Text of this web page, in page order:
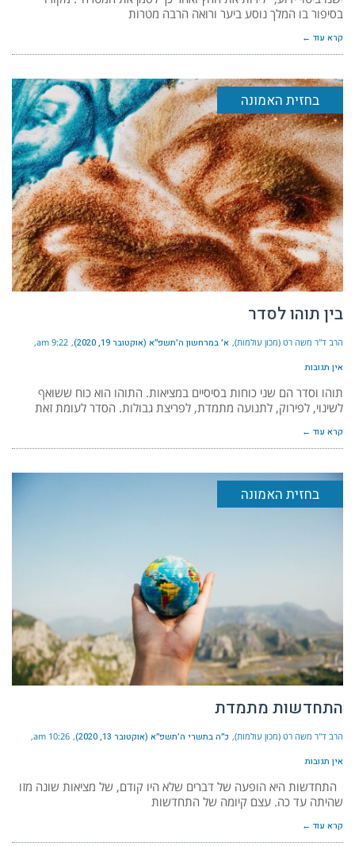
בסיפור בו המלך נוסע ביער ורואה הרבה מטרות
קרא עוד ←
בחזית האמונה
בין תוהו לסדר
הרב ד"ר משה רט (מכון עולמות) א׳ במרחשון ה׳תשפ״א (אוקטובר 19, 2020) 9:22 am
אין תגובות
תוהו וסדר הם שני כוחות בסיסיים במציאות. התוהו הוא כוח ששואף
לשינוי, לפירוק, לתנועה מתמדת, לפריצת גבולות. הסדר לעומת זאת
קרא עוד ←
בחזית האמונה
התחדשות מתמדת
הרב ד"ר משה רט (מכון עולמות) כ״ה בתשרי ה׳תשפ״א (אוקטובר 13, 2020) 10:26 am
אין תגובות
התחדשות היא הופעה של דברים שלא היו קודם, של מציאות שונה מזו
שהיתה עד כה. עצם קיומה של התחדשות
קרא עוד ←